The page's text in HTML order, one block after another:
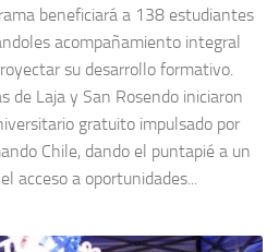
beneficiará a 138 estudiantes
acompañamiento integral
su desarrollo formativo.
de Laja y San Rosendo iniciaron
gratuito impulsado por
Chile, dando el puntapié a un
acceso a oportunidades...